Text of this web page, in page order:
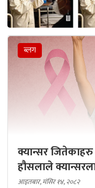
ब्लग
क्यान्सर
हौसलाले
आइतबार, मंसिर १४, २०८२